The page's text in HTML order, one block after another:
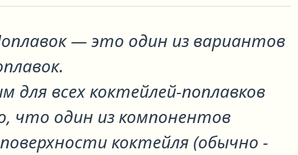
— это один из вариантов
.
для всех коктейлей-поплавков
что один из компонентов
коктейля (обычно -